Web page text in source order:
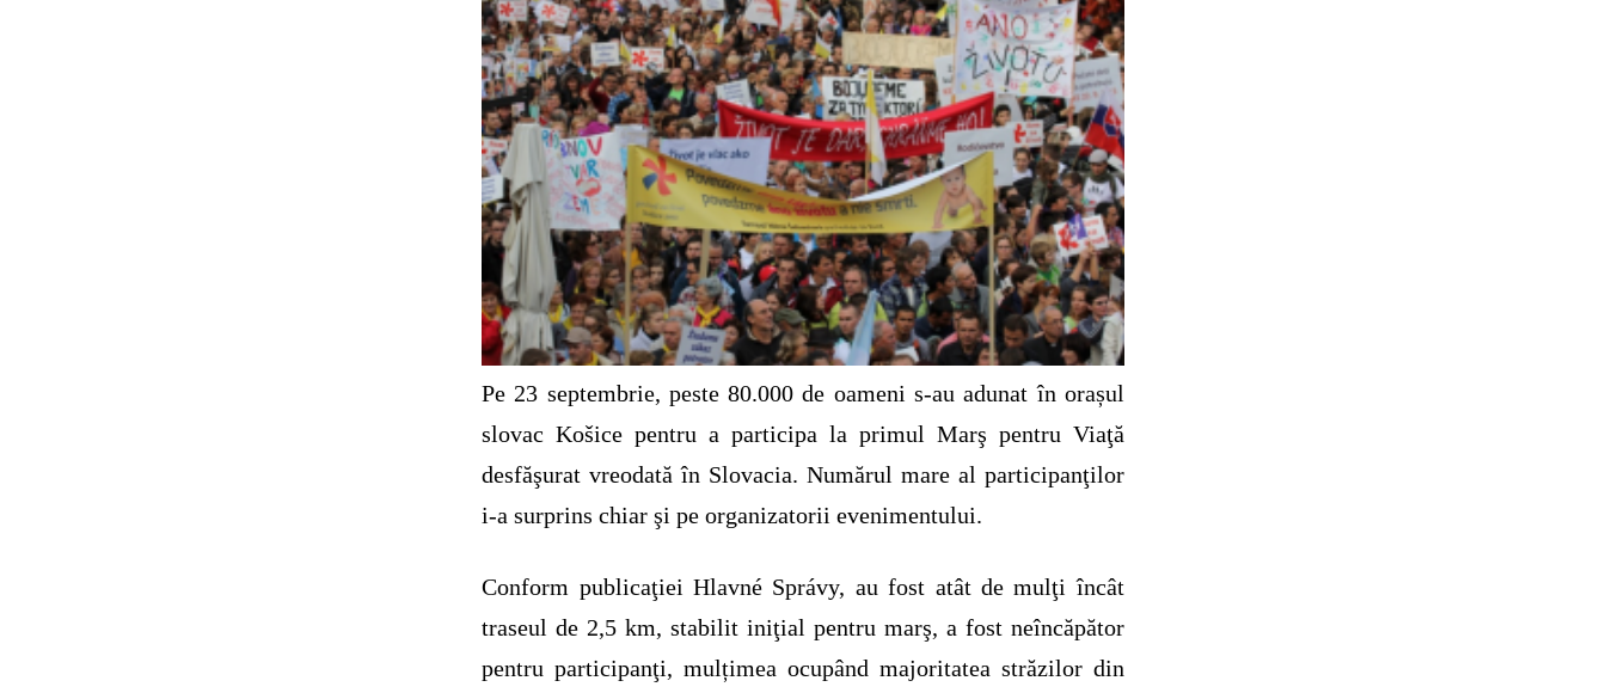
Pe 23 septembrie, peste 80.000 de oameni s-au adunat în orașul
slovac Košice pentru a participa la primul Marş pentru Viaţă
desfăşurat vreodată în Slovacia. Numărul mare al participanţilor
i-a surprins chiar şi pe organizatorii evenimentului.
Conform publicaţiei Hlavné Správy, au fost atât de mulţi încât
traseul de 2,5 km, stabilit iniţial pentru marş, a fost neîncăpător
pentru participanţi, mulțimea ocupând majoritatea străzilor din